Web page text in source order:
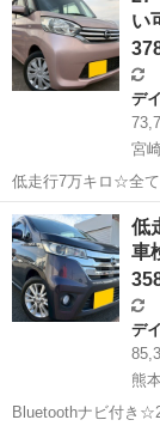
レコーダー ...
い
デ
宮
低走行7万キロ☆全て
義変更代込み】大
DVD見れます☆便利
オートエアコン☆ド
宮崎 延岡市
低
車
デ
熊
Bluetoothナビ付き